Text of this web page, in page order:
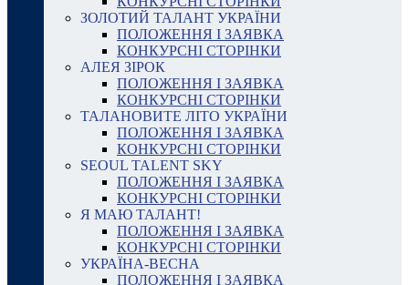
ЗОЛОТИЙ ТАЛАНТ УКРАЇНИ
ПОЛОЖЕННЯ І ЗАЯВКА
КОНКУРСНІ СТОРІНКИ
АЛЕЯ ЗІРОК
ПОЛОЖЕННЯ І ЗАЯВКА
КОНКУРСНІ СТОРІНКИ
ТАЛАНОВИТЕ ЛІТО УКРАЇНИ
ПОЛОЖЕННЯ І ЗАЯВКА
КОНКУРСНІ СТОРІНКИ
SEOUL TALENT SKY
ПОЛОЖЕННЯ І ЗАЯВКА
КОНКУРСНІ СТОРІНКИ
Я МАЮ ТАЛАНТ!
ПОЛОЖЕННЯ І ЗАЯВКА
КОНКУРСНІ СТОРІНКИ
УКРАЇНА-ВЕСНА
ПОЛОЖЕННЯ І ЗАЯВКА